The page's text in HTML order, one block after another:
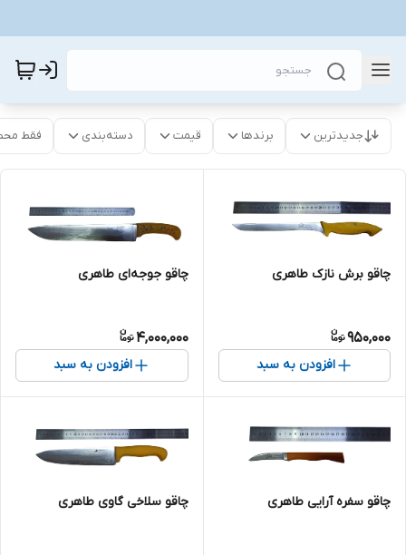
جدیدترین برندها قیمت دسته‌بندی فقط
چاقو برش نازک طاهری
950,000
افزودن به سبد
چاقو جوجه‌ای طاهری
4,000,000
افزودن به سبد
چاقو سفره آرایی طاهری چاقو سلاخی گاوی طاهری